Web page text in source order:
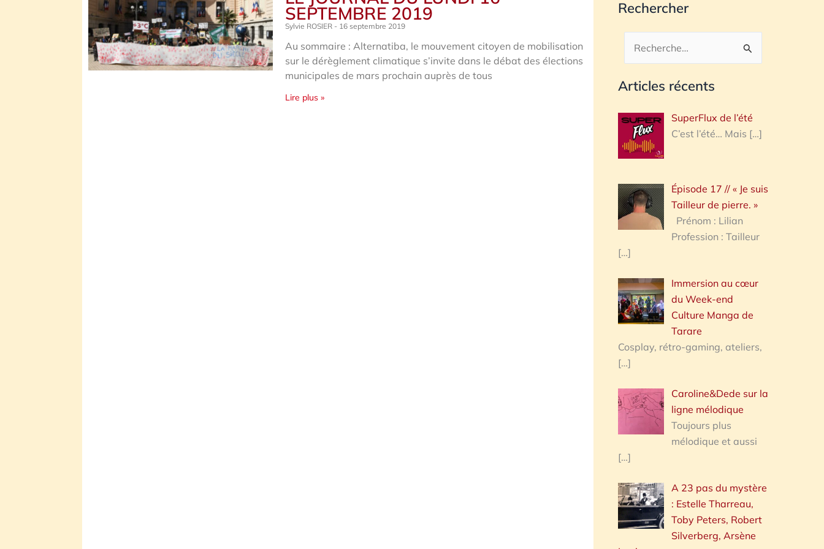
SEPTEMBRE 2019
Sylvie ROSIER 16 septembre 2019
Au sommaire : Alternatiba, le mouvement citoyen de mobilisation
sur le dérèglement climatique s’invite dans le débat des élections
municipales de mars prochain auprès de tous
Lire plus »
Rechercher
Rechercher :
Articles récents
SuperFlux de l’été
C’est l’été… Mais […]
Épisode 17 // « Je suis
Tailleur de pierre. »
Prénom : Lilian
Profession : Tailleur
[…]
Immersion au cœur
du Week-end
Culture Manga de
Tarare
Cosplay, rétro-gaming, ateliers,
[…]
Caroline&Dede sur la
ligne mélodique
Toujours plus
mélodique et aussi
[…]
A 23 pas du mystère
: Estelle Tharreau,
Toby Peters, Robert
Silverberg, Arsène